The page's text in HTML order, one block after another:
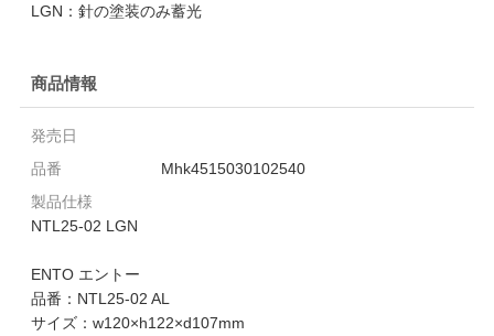
LGN：針の塗装のみ蓄光
商品情報
発売日
品番
Mhk4515030102540
製品仕様
NTL25-02 LGN
ENTO エントー
品番：NTL25-02 AL
サイズ：w120×h122×d107mm